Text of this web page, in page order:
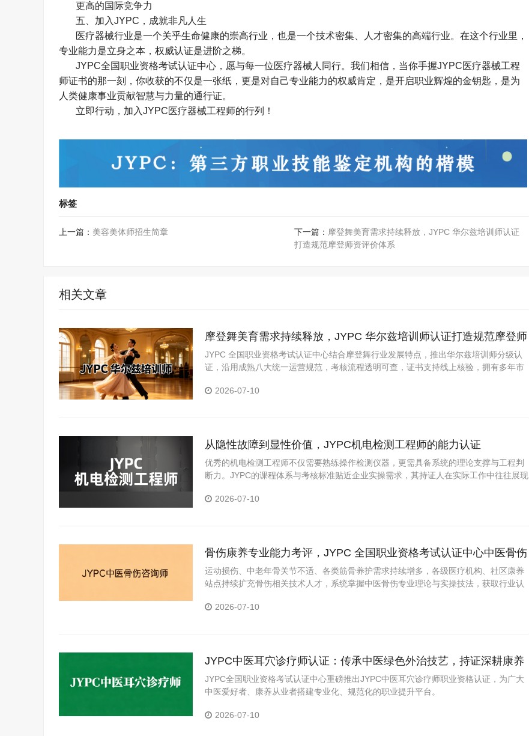
更高的国际竞争力
五、加入JYPC ，成就非凡人生
医疗器械行业是一个关乎生命健康的崇高行业，也是一个技术密集、人才密集的高端行业。在这个行业里，
专业能力是立身之本，权威认证是进阶之梯。
JYPC全国职业资格考试认证中心，愿与每一位医疗器械人同行。我们相信，当你手握JYPC医疗器械工程
师证书的那一刻，你收获的不仅是一张纸，更是对自己专业能力的权威肯定，是开启职业辉煌的金钥匙，是为
人类健康事业贡献智慧与力量的通行证。
立即行动，加入JYPC医疗器械工程师的行列！
标签
上一篇： 美容美体师招生简章 下一篇： 摩登舞美育需求持续释放，JYPC 华尔兹培训师认证
打造规范摩登师资评价体系
相关文章
摩登舞美育需求持续释放，JYPC 华尔兹培训师认证打造规范摩登师
资评价体系
JYPC 全国职业资格考试认证中心结合摩登舞行业发展特点，推出华尔兹培训师分级认
证，沿用成熟八大统一运营规范，考核流程透明可查，证书支持线上核验，拥有多年市
2026-07-10
从隐性故障到显性价值，JYPC机电检测工程师的能力认证
优秀的机电检测工程师不仅需要熟练操作检测仪器，更需具备系统的理论支撑与工程判
断力。JYPC的课程体系与考核标准贴近企业实操需求，其持证人在实际工作中往往展现
2026-07-10
骨伤康养专业能力考评，JYPC 全国职业资格考试认证中心中医骨伤
咨询师标准化培训认证
运动损伤、中老年骨关节不适、各类筋骨养护需求持续增多，各级医疗机构、社区康养
站点持续扩充骨伤相关技术人才，系统掌握中医骨伤专业理论与实操技法，获取行业认
的稳妥路径。
2026-07-10
JYPC中医耳穴诊疗师认证：传承中医绿色外治技艺，持证深耕康养
赛道
JYPC全国职业资格考试认证中心重磅推出JYPC中医耳穴诊疗师职业资格认证，为广大
中医爱好者、康养从业者搭建专业化、规范化的职业提升平台。
2026-07-10